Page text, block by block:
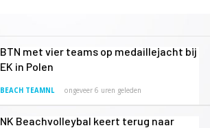
BTN met vier teams op medaillejacht bij
EK in Polen
BEACH TEAMNL ongeveer 6 uren geleden
NK Beachvolleybal keert terug naar